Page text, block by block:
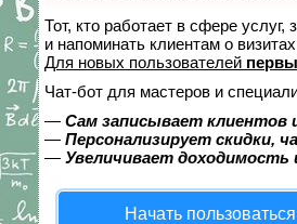
Тот, кто работает в сфере
и напоминать клиентам о
Для новых пользователей
Чат-бот для мастеров и
— Сам записывает клиентов
— Персонализирует скидки,
— Увеличивает
Начать